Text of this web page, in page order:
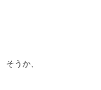
そうか、